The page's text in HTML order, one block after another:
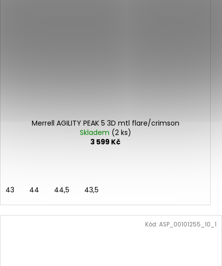
Merrell AGILITY PEAK 5 3D mtl flare/crimson
Skladem (2 ks)
3 599 Kč
43 44 44,5 43,5
Kód: ASP_00101255_10_1